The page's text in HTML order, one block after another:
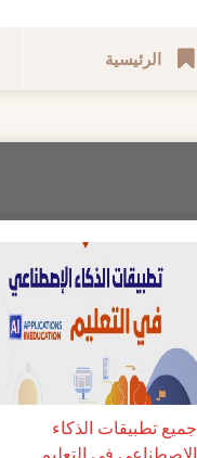
الرئيسية
جميع تطبيقات الذكاء